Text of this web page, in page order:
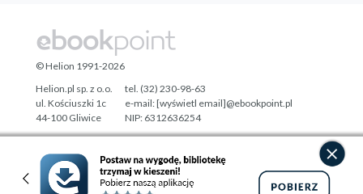
Designed with ♥ byTonik.pl
© Helion 1991-2026
Helion.pl sp. z o.o.
ul. Kościuszki 1c
44-100 Gliwice
tel. (32) 230-98-63
e-mail:[wyświetl email]@ebookpoint.pl
NIP: 6312636254
Regon: 241989027